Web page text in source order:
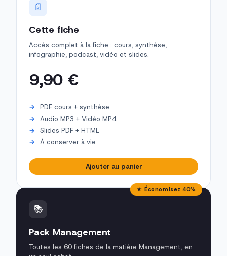
📄
Cette fiche
Accès complet à la fiche : cours, synthèse,
infographie, podcast, vidéo et slides.
9,90 €
PDF cours + synthèse
Audio MP3 + Vidéo MP4
Slides PDF + HTML
À conserver à vie
Ajouter au panier
★ Économisez 40%
📚
Pack Management
Toutes les 60 fiches de la matière Management, en